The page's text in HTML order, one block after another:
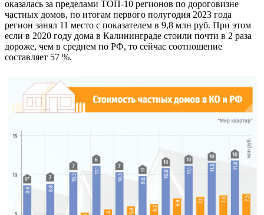
оказалась за пределами ТОП-10 регионов по дороговизне
частных домов, по итогам первого полугодия 2023 года
регион занял 11 место с показателем в 9,8 млн руб. При этом
если в 2020 году дома в Калининграде стоили почти в 2 раза
дороже, чем в среднем по РФ, то сейчас соотношение
составляет 57 %.